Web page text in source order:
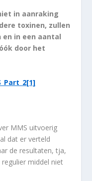
in aanraking
toxinen, zullen
in een aantal
door het
MMS uitvoerig
dat er verteld
de resultaten, tja,
middel niet